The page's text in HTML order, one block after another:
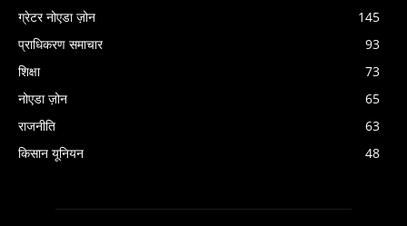
ग्रेटर नोएडा ज़ोन
145
प्राधिकरण समाचार
93
शिक्षा
73
नोएडा ज़ोन
65
राजनीति
63
किसान यूनियन
48